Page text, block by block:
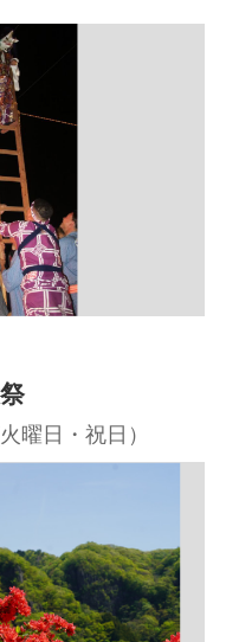
曜日・祝日）